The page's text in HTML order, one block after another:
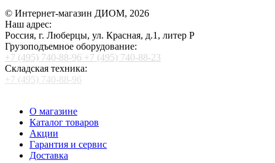
© Интернет-магазин ДИОМ, 2026
Наш адрес:
Россия, г. Люберцы, ул. Красная, д.1, литер Р
Грузоподъемное оборудование:
+7 (495) 740-88-96 +7 (495) 740-88-23
Складская техника:
+7 (495) 740-88-96
О магазине
Каталог товаров
Акции
Гарантия и сервис
Доставка